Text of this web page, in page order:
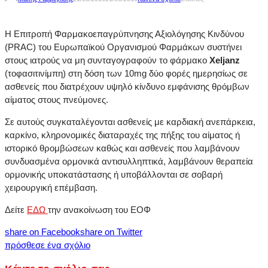
Η Επιτροπή Φαρμακοεπαγρύπνησης Αξιολόγησης Κινδύνου
(PRAC) του Ευρωπαϊκού Οργανισμού Φαρμάκων συστήνει
στους ιατρούς να μη συνταγογραφούν το φάρμακο Xeljanz
(τοφασιτινίμπη) στη δόση των 10mg δύο φορές ημερησίως σε
ασθενείς που διατρέχουν υψηλό κίνδυνο εμφάνισης θρόμβων
αίματος στους πνεύμονες.
Σε αυτούς συγκαταλέγονται ασθενείς με καρδιακή ανεπάρκεια,
καρκίνο, κληρονομικές διαταραχές της πήξης του αίματος ή
ιστορικό θρομβώσεων καθώς και ασθενείς που λαμβάνουν
συνδυασμένα ορμονικά αντισυλληπτικά, λαμβάνουν θεραπεία
ορμονικής υποκατάστασης ή υποβάλλονται σε σοβαρή
χειρουργική επέμβαση.
Δείτε ΕΔΩ την ανακοίνωση του ΕΟΦ
share on Facebookshare on Twitter
πρόσθεσε ένα σχόλιο